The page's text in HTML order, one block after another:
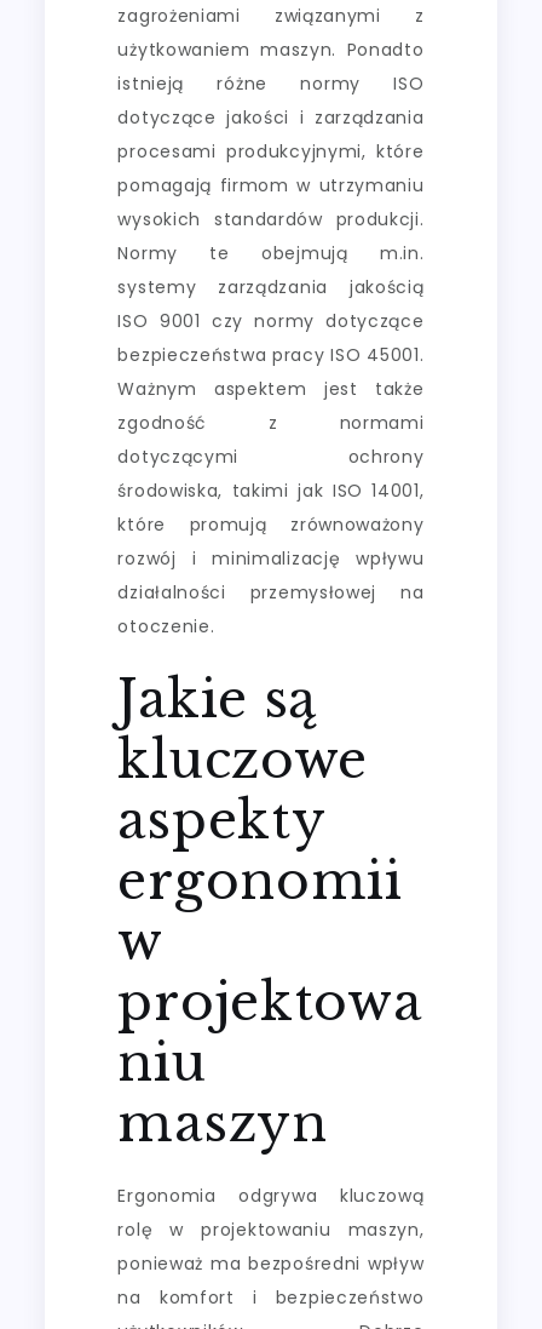
zagrożeniami związanymi z
użytkowaniem maszyn. Ponadto
istnieją różne normy ISO
dotyczące jakości i zarządzania
procesami produkcyjnymi, które
pomagają firmom w utrzymaniu
wysokich standardów produkcji.
Normy te obejmują m.in.
systemy zarządzania jakością
ISO 9001 czy normy dotyczące
bezpieczeństwa pracy ISO 45001.
Ważnym aspektem jest także
zgodność z normami
dotyczącymi ochrony
środowiska, takimi jak ISO 14001,
które promują zrównoważony
rozwój i minimalizację wpływu
działalności przemysłowej na
otoczenie.
Jakie są
kluczowe
aspekty
ergonomii
w
projektowa
niu
maszyn
Ergonomia odgrywa kluczową
rolę w projektowaniu maszyn,
ponieważ ma bezpośredni wpływ
na komfort i bezpieczeństwo